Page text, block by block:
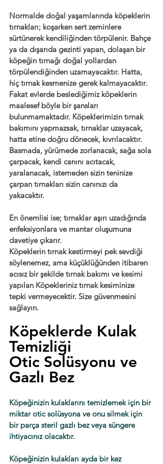
Normalde doğal yaşamlarında köpeklerin
tırnakları; koşarken sert zeminlere
sürtünerek kendiliğinden törpülenir. Bahçe
ya da dışarıda gezinti yapan, dolaşan bir
köpeğin tırnağı doğal yollardan
törpülendiğinden uzamayacaktır. Hatta,
hiç tırnak kesmenize gerek kalmayacaktır.
Fakat evlerde beslediğimiz köpeklerin
maalesef böyle bir şansları
bulunmamaktadır. Köpeklerimizin tırnak
bakımını yapmazsak, tırnaklar uzayacak,
hatta etine doğru dönecek, kıvrılacaktır.
Basmada, yürümede zorlanacak, sağa sola
çarpacak, kendi canını acıtacak,
yaralanacak, istemeden sizin teninize
çarpan tırnakları sizin canınızı da
yakacaktır.
En önemlisi ise; tırnaklar aşırı uzadığında
enfeksiyonlara ve mantar oluşumuna
davetiye çıkarır.
Köpeklerin tırnak kestirmeyi pek sevdiği
söylenemez, ama küçüklüğünden itibaren
acısız bir şekilde tırnak bakımı ve kesimi
yapılan Köpekleriniz tırnak kesiminize
tepki vermeyecektir. Size güvenmesini
sağlayın.
Köpeklerde Kulak
Temizliği
Otic Solüsyonu ve
Gazlı Bez
Köpeğinizin kulaklarını temizlemek için bir
miktar otic solüsyona ve onu silmek için
bir parça steril gazlı bez veya süngere
ihtiyacınız olacaktır.
Köpeğinizin kulakları ayda bir kez